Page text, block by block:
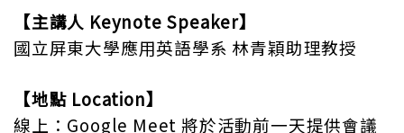
【主講人 Keynote Speaker】
國立屏東大學應用英語學系 林青穎助理教授
【地點 Location】
線上 ： Google Meet將於活動前一天提供會議